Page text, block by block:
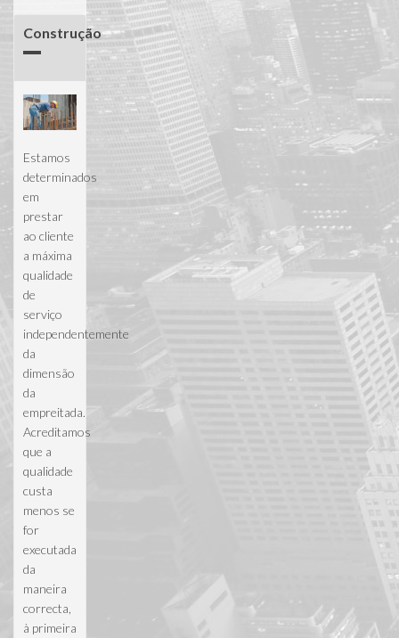
Construção
Estamos
determinados
em
prestar
ao cliente
a máxima
qualidade
de
serviço
independentemente
da
dimensão
da
empreitada.
Acreditamos
que a
qualidade
custa
menos se
for
executada
da
maneira
correcta,
à primeira